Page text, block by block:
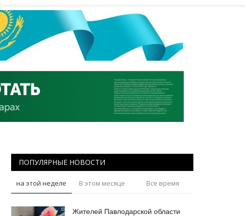
ПОПУЛЯРНЫЕ НОВОСТИ
на этой неделе В этом месяце Все время
Жителей Павлодарской области